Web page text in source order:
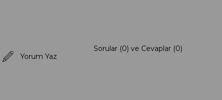
Yorum Yaz
Sorular (0) ve Cevaplar (0)